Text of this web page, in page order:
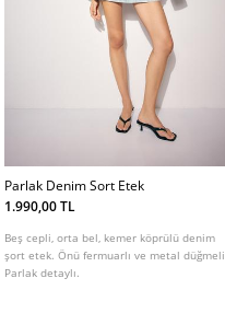
Parlak Denim Sort Etek
1.990,00 TL
Beş cepli, orta bel, kemer köprülü denim
şort etek. Önü fermuarlı ve metal düğmeli.
Parlak detaylı.